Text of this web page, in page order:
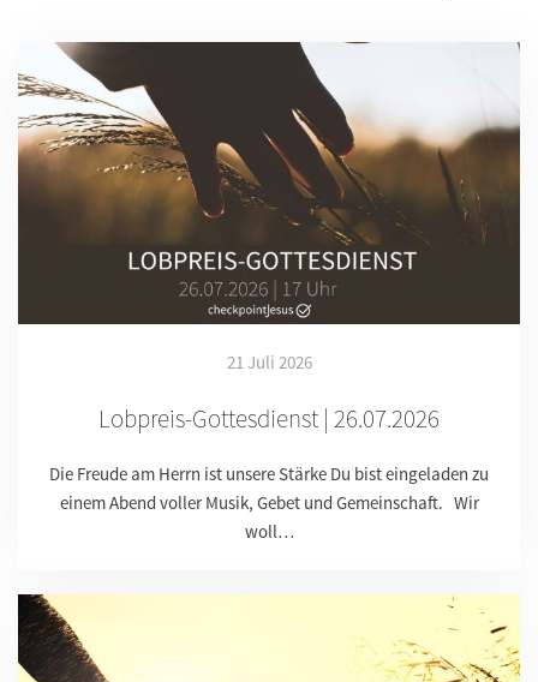
21 Juli 2026
Lobpreis-Gottesdienst | 26.07.2026
Die Freude am Herrn ist unsere Stärke Du bist eingeladen zu
einem Abend voller Musik, Gebet und Gemeinschaft. Wir
woll…